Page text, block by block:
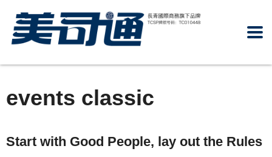
events classic
Start with Good People, lay out the Rules